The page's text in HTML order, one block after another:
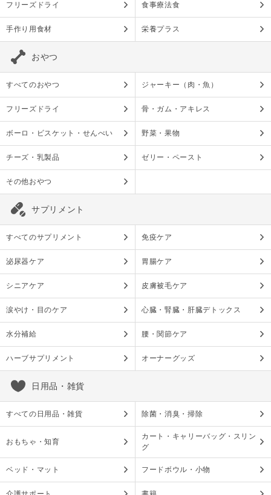
フリーズドライ 食事療法食
手作り用食材 栄養プラス
おやつ
すべてのおやつ ジャーキー（肉・魚）
フリーズドライ 骨・ガム・アキレス
ボーロ・ビスケット・せんべい 野菜・果物
チーズ・乳製品 ゼリー・ペースト
その他おやつ
サプリメント
すべてのサプリメント 免疫ケア
泌尿器ケア 胃腸ケア
シニアケア 皮膚被毛ケア
涙やけ・目のケア 心臓・腎臓・肝臓デトックス
水分補給 腰・関節ケア
ハーブサプリメント オーナーグッズ
日用品・雑貨
すべての日用品・雑貨 除菌・消臭・掃除
おもちゃ・知育
カート・キャリーバッグ・スリン
グ
ベッド・マット フードボウル・小物